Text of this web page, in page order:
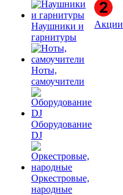
Наушники и
гарнитуры
Ноты,
самоучители
Оборудование
DJ
Оркестровые,
народные
Акции